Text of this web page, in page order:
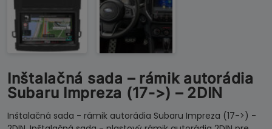
Inštalačná sada – rámik autorádia
Subaru Impreza (17->) – 2DIN
Inštalačná sada - rámik autorádia Subaru Impreza (17->) -